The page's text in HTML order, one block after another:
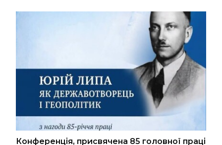
Конференція, присвячена 85 головної праці